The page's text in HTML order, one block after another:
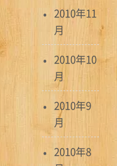
2010年11
月
2010年10
月
2010年9
月
2010年8